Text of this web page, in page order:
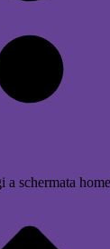
a schermata